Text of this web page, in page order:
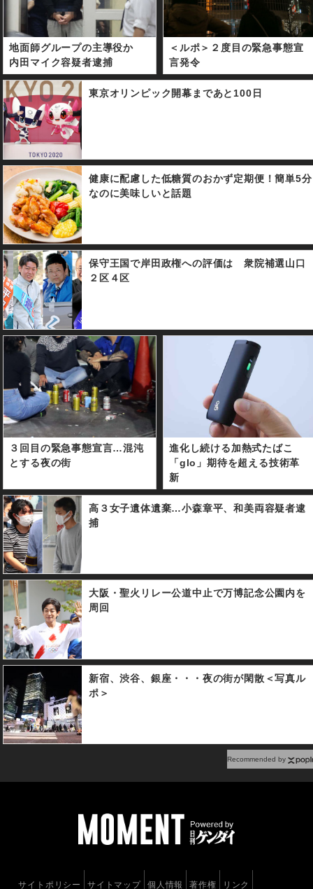
地面師グループの主導役か
内田マイク容疑者逮捕
＜ルポ＞２度目の緊急事態宣
言発令
東京オリンピック開幕まであと100日
健康に配慮した低糖質のおかず定期便！簡単5分
なのに美味しいと話題
保守王国で岸田政権への評価は 衆院補選山口
２区４区
３回目の緊急事態宣言…混沌
とする夜の街
進化し続ける加熱式たばこ
「glo」期待を超える技術革
新
高３女子遺体遺棄…小森章平、和美両容疑者逮
捕
大阪・聖火リレー公道中止で万博記念公園内を
周回
新宿、渋谷、銀座・・・夜の街が閑散＜写真ル
ポ＞
Recommended by
サイトポリシー サイトマップ 個人情報 著作権 リンク